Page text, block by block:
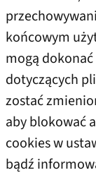
końcowym
mogą
dotyczących
zostać
aby blokować
cookies w
bądź